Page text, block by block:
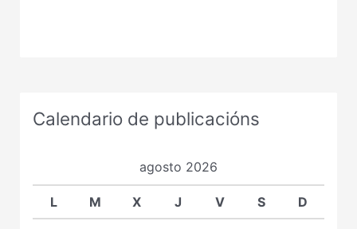
Calendario de publicacións
agosto 2026
L M X J V S D